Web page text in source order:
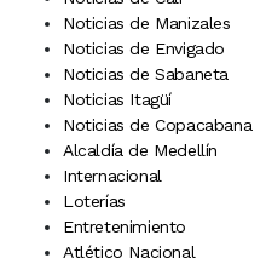
Noticias de Manizales
Noticias de Envigado
Noticias de Sabaneta
Noticias Itagüí
Noticias de Copacabana
Alcaldía de Medellín
Internacional
Loterías
Entretenimiento
Atlético Nacional